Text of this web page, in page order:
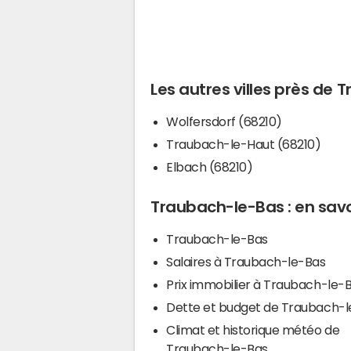
Les autres villes près de
Wolfersdorf (68210)
Traubach-le-Haut (68210)
Elbach (68210)
Traubach-le-Bas : en
Traubach-le-Bas
Salaires à Traubach-le-Bas
Prix immobilier à Traubach-le-
Dette et budget de Traubach-
Climat et historique météo de